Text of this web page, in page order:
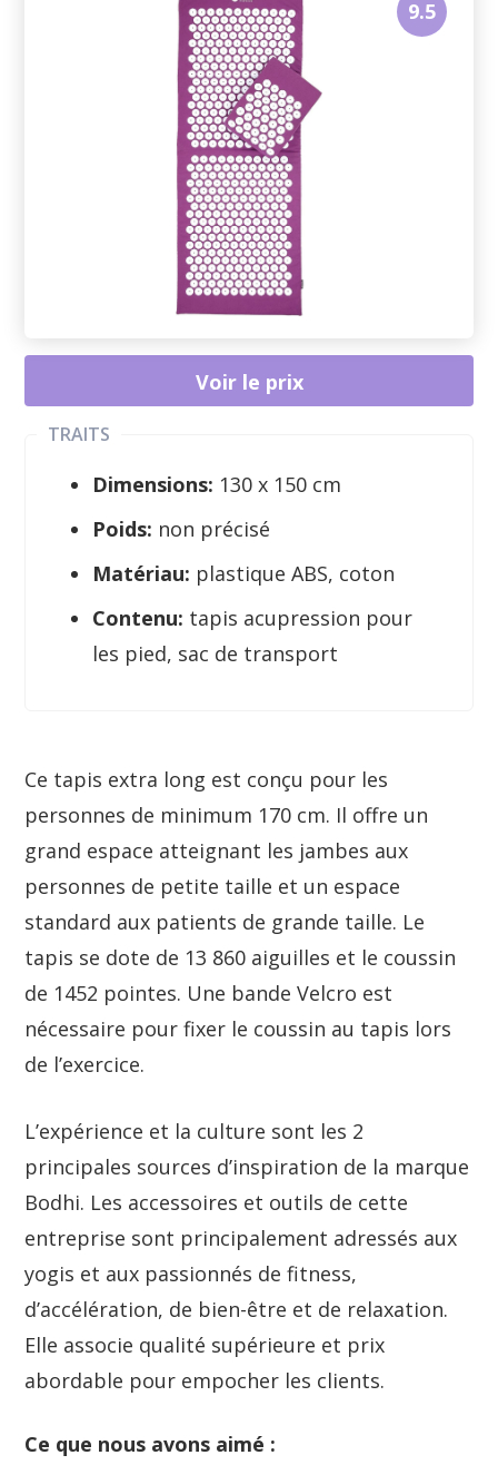
TRAITS
Dimensions: 130 x 150 cm
Poids: non précisé
Matériau: plastique ABS, coton
Contenu: tapis acupression pour
les pied, sac de transport
9.5
Voir le prix
Ce tapis extra long est conçu pour les
personnes de minimum 170 cm. Il offre un
grand espace atteignant les jambes aux
personnes de petite taille et un espace
standard aux patients de grande taille. Le
tapis se dote de 13 860 aiguilles et le coussin
de 1452 pointes. Une bande Velcro est
nécessaire pour fixer le coussin au tapis lors
de l’exercice.
L’expérience et la culture sont les 2
principales sources d’inspiration de la marque
Bodhi. Les accessoires et outils de cette
entreprise sont principalement adressés aux
yogis et aux passionnés de fitness,
d’accélération, de bien-être et de relaxation.
Elle associe qualité supérieure et prix
abordable pour empocher les clients.
Ce que nous avons aimé :